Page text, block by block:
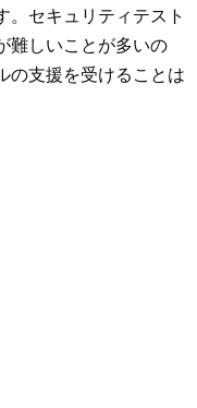
。セキュリティテスト
難しいことが多いの
の支援を受けることは